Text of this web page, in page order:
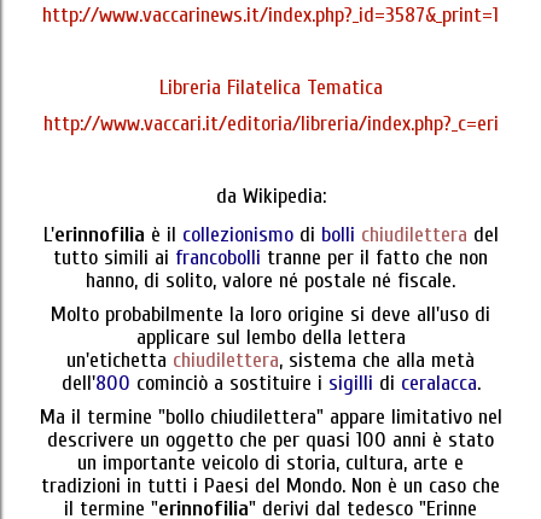
http://www.vaccarinews.it/index.php?_id=3587&_print=1
Libreria Filatelica Tematica
http://www.vaccari.it/editoria/libreria/index.php?_c=eri
da Wikipedia:
L'erinnofilia è il collezionismodi bolli chiudilettera del
tutto simili ai francobolli tranne per il fatto che non
hanno, di solito, valore né postale né fiscale.
Molto probabilmente la loro origine si deve all'uso di
applicare sul lembo della lettera
un'etichetta chiudilettera, sistema che alla metà
dell'800 cominciò a sostituire i sigilli di ceralacca.
Ma il termine "bollo chiudilettera" appare limitativo nel
descrivere un oggetto che per quasi 100 anni è stato
un importante veicolo di storia, cultura, arte e
tradizioni in tutti i Paesi del Mondo. Non è un caso che
il termine "erinnofilia" derivi dal tedesco "Erinne